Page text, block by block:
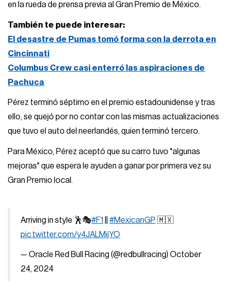
en la rueda de prensa previa al Gran Premio de México.
También te puede interesar:
El desastre de Pumas tomó forma con la derrota en
Cincinnati
Columbus Crew casi enterró las aspiraciones de
Pachuca
Pérez terminó séptimo en el premio estadounidense y tras
ello, se quejó por no contar con las mismas actualizaciones
que tuvo el auto del neerlandés, quien terminó tercero.
Para México, Pérez aceptó que su carro tuvo "algunas
mejoras" que espera le ayuden a ganar por primera vez su
Gran Premio local.
Arriving in style 🕺🎭#F1 ||#MexicanGP 🇲🇽
pic.twitter.com/y4JALMijYO
— Oracle Red Bull Racing (@redbullracing)October
24, 2024